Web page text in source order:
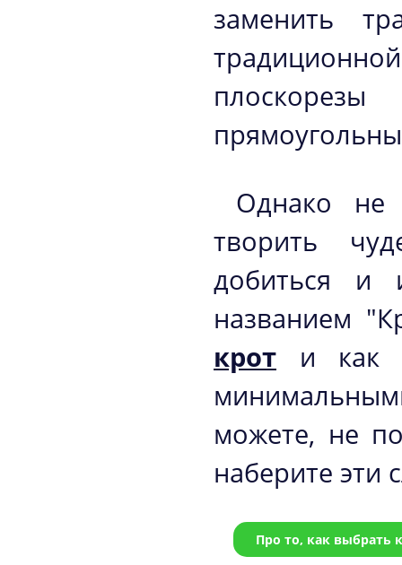
заменить
Однако не
творить
добиться и
названием
крот и как
можете, не
наберите эти
Про то, как выбрать